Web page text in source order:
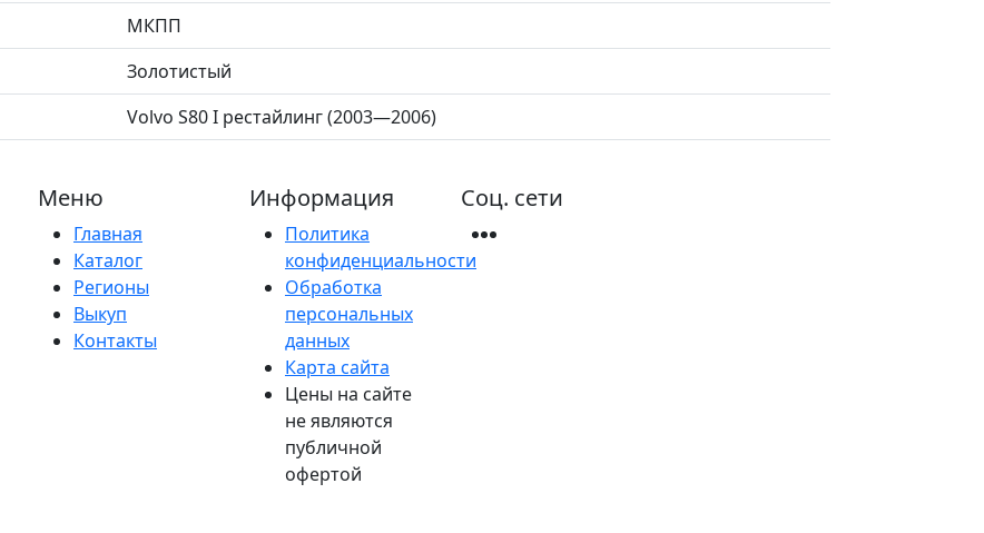
МКПП
Золотистый
Volvo S80 I рестайлинг (2003—2006)
Меню
Главная
Каталог
Регионы
Выкуп
Контакты
Информация
Политика
конфиденциальности
Обработка
персональных
данных
Карта сайта
Цены на сайте
не являются
публичной
офертой
Соц. сети